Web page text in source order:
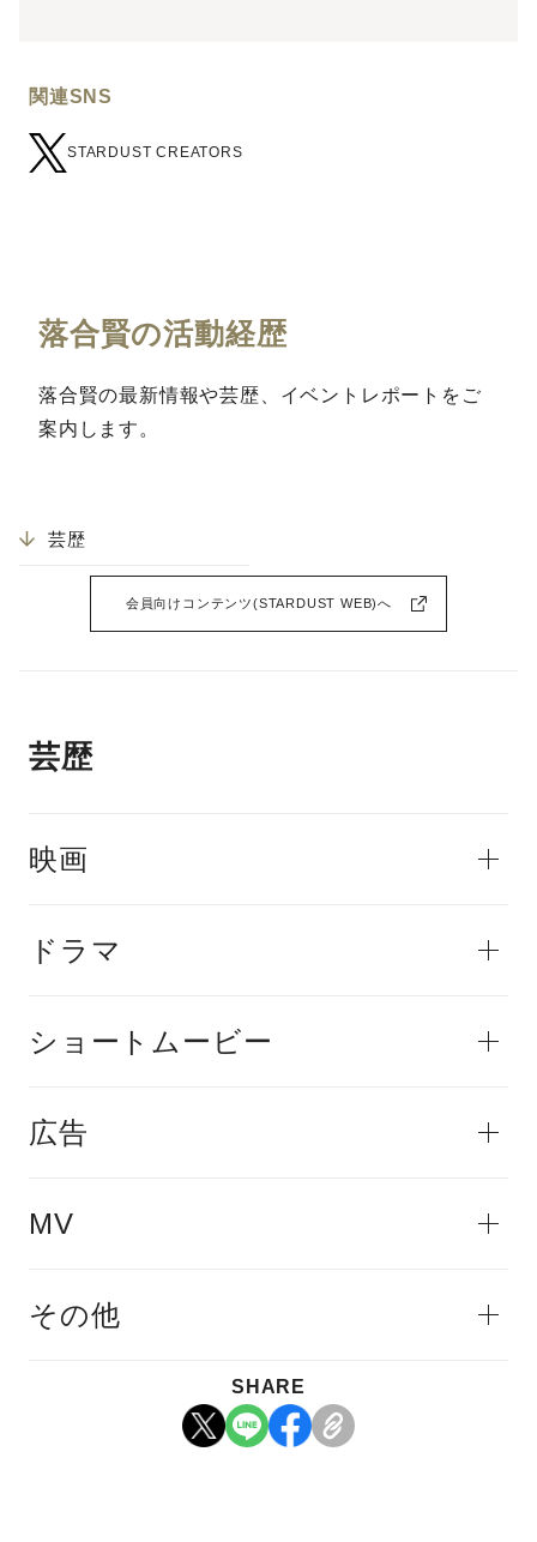
関連SNS
STARDUST CREATORS
落合賢の活動経歴
落合賢の最新情報や芸歴、イベントレポートをご
案内します。
芸歴
会員向けコンテンツ(STARDUST WEB)へ
芸歴
映画
ドラマ
ショートムービー
広告
MV
その他
SHARE